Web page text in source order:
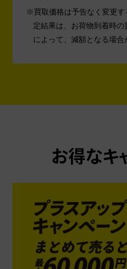
買取価格は予告なく変更す
定結果は、お荷物到着時
によって、減額となる場合
お得なキ